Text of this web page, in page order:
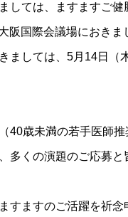
ては、ますますご健
阪国際会議場におき
ましては、5月14日（
40歳未満の若手医師推
多くの演題のご応募
すますのご活躍を祈念